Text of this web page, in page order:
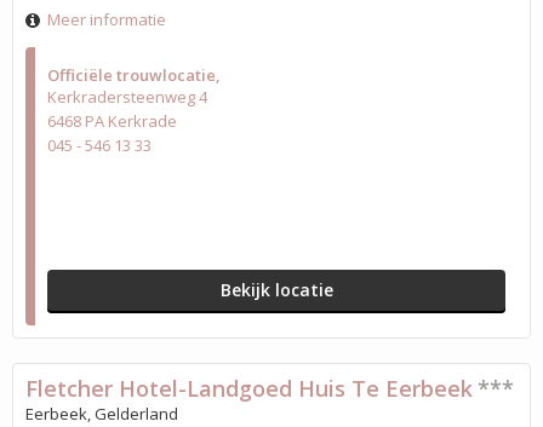
Officiële trouwlocatie
Kerkradersteenweg 4
6468 PA Kerkrade
045 - 546 13 33
Bekijk locatie
Meer informatie
Fletcher Hotel-Landgoed Huis Te Eerbeek ***
Eerbeek, Gelderland